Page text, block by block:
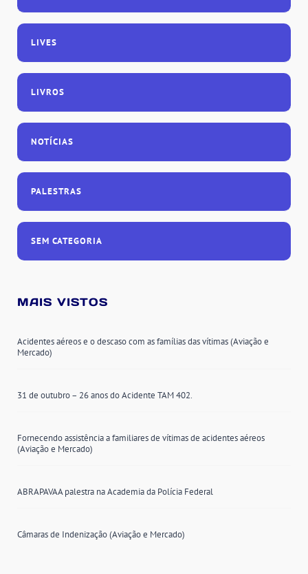
LIVES
LIVROS
NOTÍCIAS
PALESTRAS
SEM CATEGORIA
MAIS VISTOS
Acidentes aéreos e o descaso com as famílias das vítimas (Aviação e
Mercado)
31 de outubro – 26 anos do Acidente TAM 402.
Fornecendo assistência a familiares de vítimas de acidentes aéreos
(Aviação e Mercado)
ABRAPAVAA palestra na Academia da Polícia Federal
Câmaras de Indenização (Aviação e Mercado)